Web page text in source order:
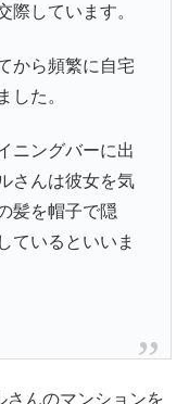
際しています。
から頻繁に自宅
した。
ニングバーに出
さんは彼女を気
髪を帽子で隠
ているといいま
さんのマンションを